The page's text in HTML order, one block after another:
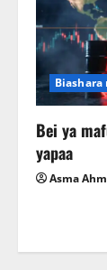
Biashara
Bei ya
yapaa
Asma